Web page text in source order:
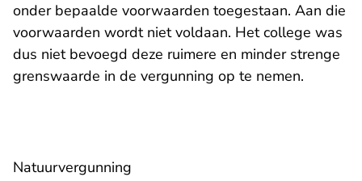
onder bepaalde voorwaarden toegestaan. Aan die
voorwaarden wordt niet voldaan. Het college was
dus niet bevoegd deze ruimere en minder strenge
grenswaarde in de vergunning op te nemen.
Natuurvergunning